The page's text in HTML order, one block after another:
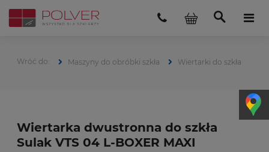
Maszyny do obróbki szkła Wiertarki do szkła
Wiertarka dwustronna do szkła
Sulak VTS 04 L-BOXER MAXI